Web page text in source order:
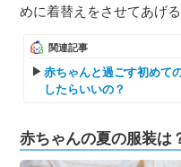
めに着替えをさせてあげ
関連記事
赤ちゃんと過ごす初めて
したらいいの？
赤ちゃんの夏の服装は